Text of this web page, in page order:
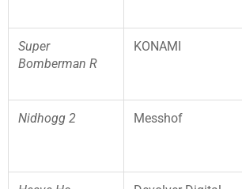
Super
Bomberman R
KONAMI
Nidhogg 2 Messhof